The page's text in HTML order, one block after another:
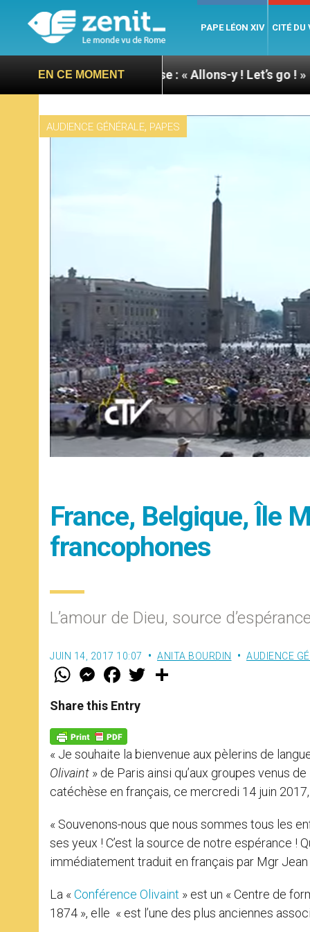
PAPE LÉON XIV CITÉ DU
EN CE MOMENT
pape à Assise : « Allons-y ! Let’s go ! »
AUDIENCE GÉNÉRALE, PAPES
France, Belgique, Île
francophones
L’amour de Dieu, source d’espérance
JUIN 14, 2017 10:07 ANITA BOURDIN AUDIENCE
W
t
s
p
p
M
e
s
e
g
e
r
F
a
e
b
o
k
w
Share this Entry
« Je souhaite la bienvenue aux pèlerins de
Olivaint » de Paris ainsi qu’aux groupes venus
catéchèse en français, ce mercredi 14 juin
« Souvenons-nous que nous sommes tous les
ses yeux ! C’est la source de notre espérance !
immédiatement traduit en français par Mgr Jean
La « Conférence Olivaint » est un « Centre de
1874 », elle « est l’une des plus anciennes